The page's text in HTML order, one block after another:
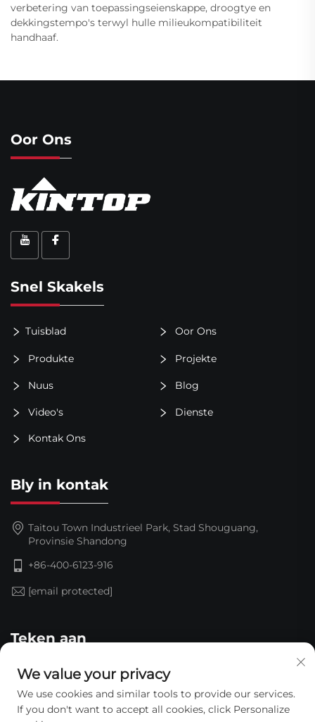
verbetering van toepassingseienskappe, droogtye en
dekkingstempo's terwyl hulle milieukompatibiliteit
handhaaf.
Oor Ons
Snel Skakels
Tuisblad Oor Ons
Produkte Projekte
Nuus Blog
Video's Dienste
Kontak Ons
Bly in kontak
Taitou Town Industrieel Park, Stad Shouguang,
Provinsie Shandong
+86-400-6123-916
[email protected]
Teken aan
We value your privacy
We use cookies and similar tools to provide our services.
If you don't want to accept all cookies, click Personalize